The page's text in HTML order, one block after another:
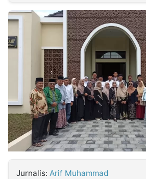
INDONESIA
Partner
Dinamikapost.com
Seedbacklink
Follow
Kabarbaru
Jurnalis: Arif Muhammad